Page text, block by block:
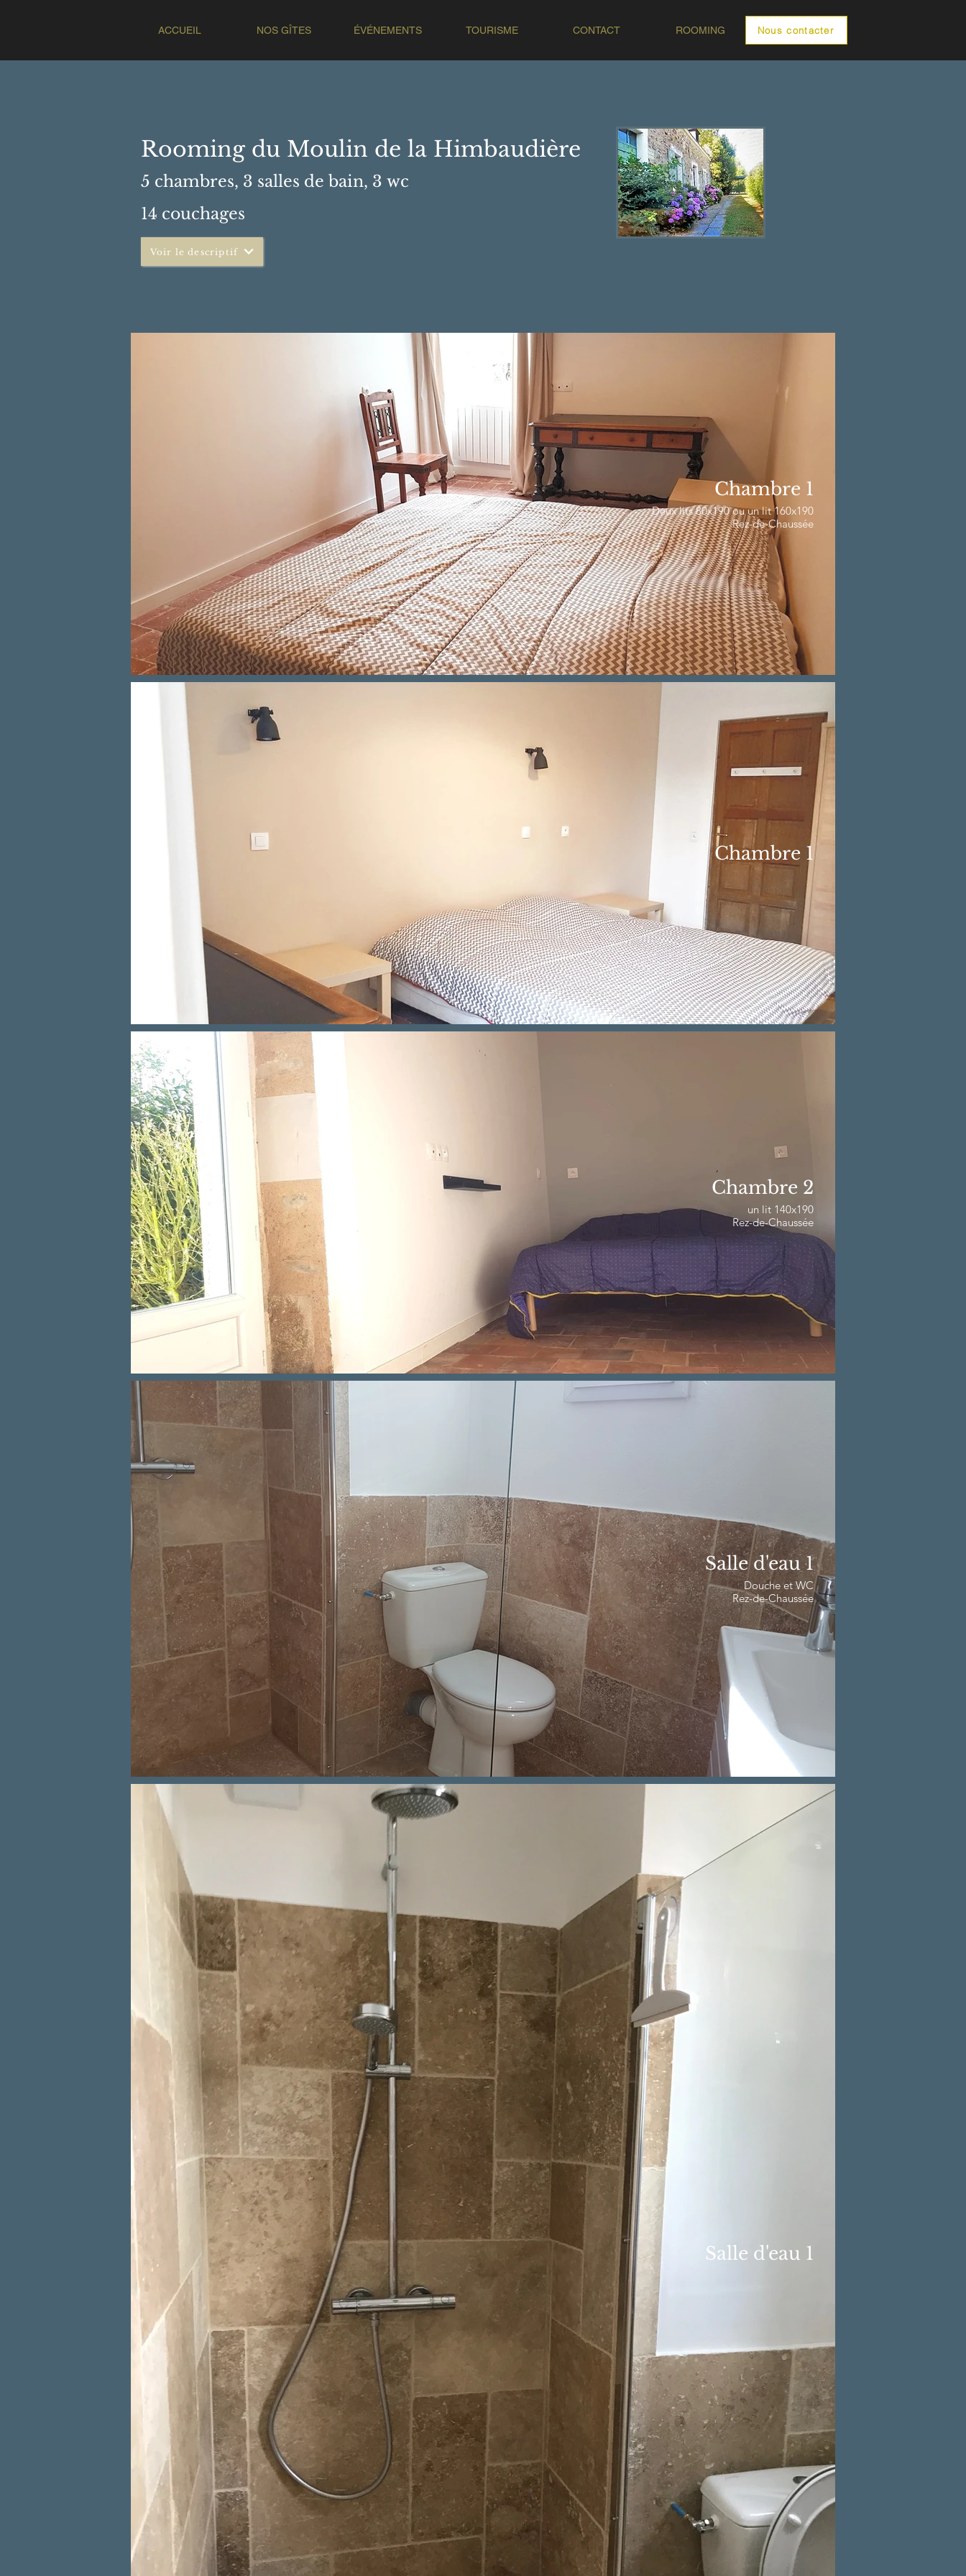
ACCUEIL NOS GÎTES ÉVÉNEMENTS TOURISME CONTACT ROOMING Nous contacter
Rooming du Moulin de la Himbaudière
5 chambres, 3 salles de bain, 3 wc
14 couchages
Voir le descriptif
Chambre 1
Deux lits 80x190 ou un lit 160x190
Rez-de-Chaussée
Chambre 1
Chambre 2
un lit 140x190
Rez-de-Chaussée
Salle d'eau 1
Douche et WC
Rez-de-Chaussée
Salle d'eau 1